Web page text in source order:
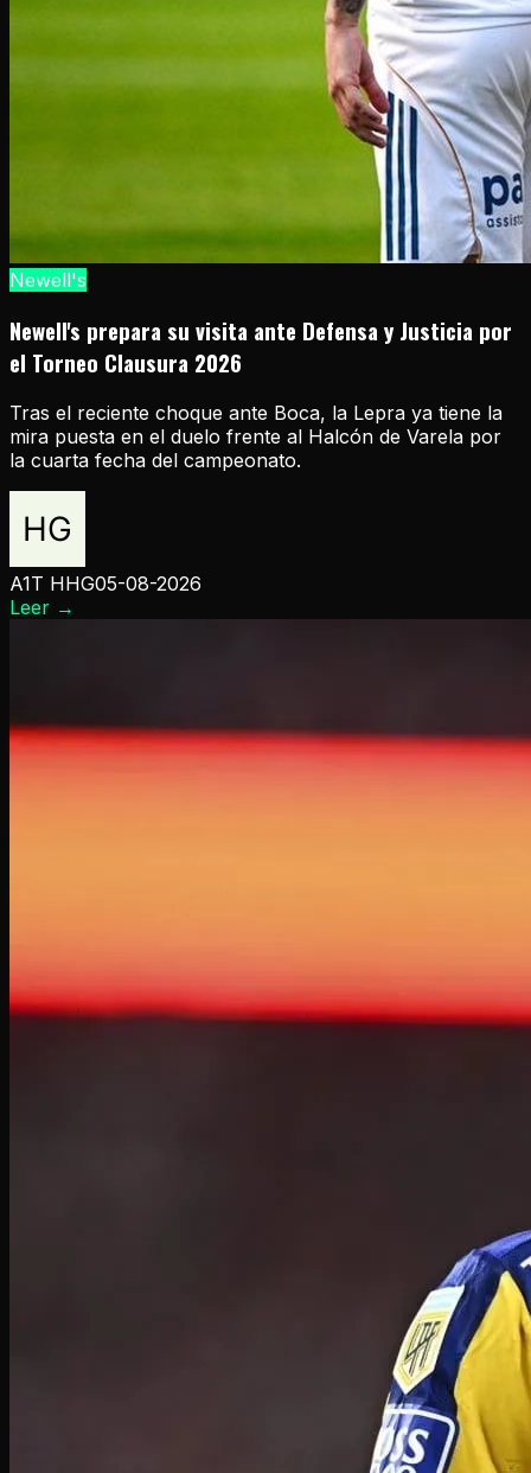
Newell's
Newell's prepara su visita ante Defensa y Justicia por
el Torneo Clausura 2026
Tras el reciente choque ante Boca, la Lepra ya tiene la
mira puesta en el duelo frente al Halcón de Varela por
la cuarta fecha del campeonato.
A1T HHG05-08-2026
Leer →